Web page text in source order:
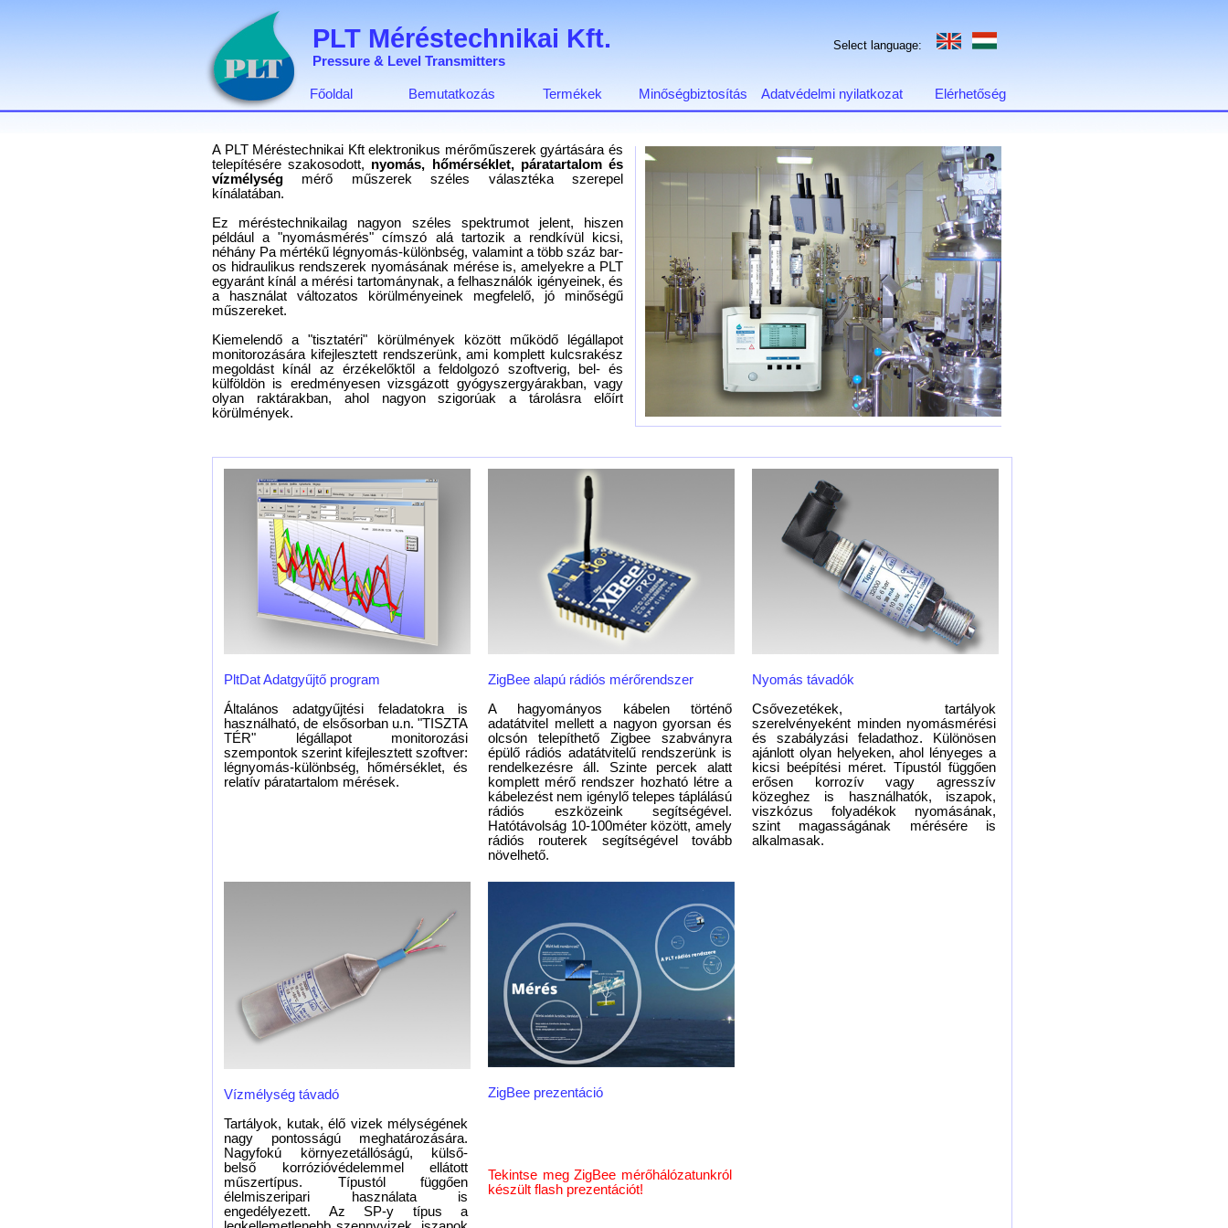
PLT Méréstechnikai Kft.
Pressure & Level Transmitters
Select language:
Főoldal Bemutatkozás Termékek Minőségbiztosítás Adatvédelmi nyilatkozat Elérhetőség
A PLT Méréstechnikai Kft elektronikus mérőműszerek gyártására és
telepítésére szakosodott, nyomás, hőmérséklet, páratartalom és
vízmélység mérő műszerek széles választéka szerepel
kínálatában.
Ez méréstechnikailag nagyon széles spektrumot jelent, hiszen
például a "nyomásmérés" címszó alá tartozik a rendkívül kicsi,
néhány Pa mértékű légnyomás-különbség, valamint a több száz bar-
os hidraulikus rendszerek nyomásának mérése is, amelyekre a PLT
egyaránt kínál a mérési tartománynak, a felhasználók igényeinek, és
a használat változatos körülményeinek megfelelő, jó minőségű
műszereket.
Kiemelendő a "tisztatéri" körülmények között működő légállapot
monitorozására kifejlesztett rendszerünk, ami komplett kulcsrakész
megoldást kínál az érzékelőktől a feldolgozó szoftverig, bel- és
külföldön is eredményesen vizsgázott gyógyszergyárakban, vagy
olyan raktárakban, ahol nagyon szigorúak a tárolásra előírt
körülmények.
PltDat Adatgyűjtő program
Általános adatgyűjtési feladatokra is
használható, de elsősorban u.n. "TISZTA
TÉR" légállapot monitorozási
szempontok szerint kifejlesztett szoftver:
légnyomás-különbség, hőmérséklet, és
relatív páratartalom mérések.
ZigBee alapú rádiós mérőrendszer
A hagyományos kábelen történő
adatátvitel mellett a nagyon gyorsan és
olcsón telepíthető Zigbee szabványra
épülő rádiós adatátvitelű rendszerünk is
rendelkezésre áll. Szinte percek alatt
komplett mérő rendszer hozható létre a
kábelezést nem igénylő telepes táplálású
rádiós eszközeink segítségével.
Hatótávolság 10-100méter között, amely
rádiós routerek segítségével tovább
növelhető.
Nyomás távadók
Csővezetékek, tartályok
szerelvényeként minden nyomásmérési
és szabályzási feladathoz. Különösen
ajánlott olyan helyeken, ahol lényeges a
kicsi beépítési méret. Típustól függően
erősen korrozív vagy agresszív
közeghez is használhatók, iszapok,
viszkózus folyadékok nyomásának,
szint magasságának mérésére is
alkalmasak.
Vízmélység távadó
Tartályok, kutak, élő vizek mélységének
nagy pontosságú meghatározására.
Nagyfokú környezetállóságú, külső-
belső korrózióvédelemmel ellátott
műszertípus. Típustól függően
élelmiszeripari használata is
engedélyezett. Az SP-y típus a
ZigBee prezentáció
Tekintse meg ZigBee mérőhálózatunkról
készült flash prezentációt!